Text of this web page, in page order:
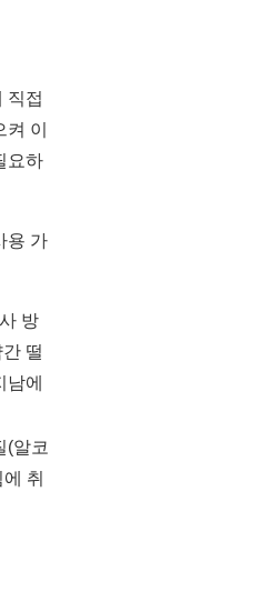
직접
이
요하
용 가
방
떨
에
(알코
취